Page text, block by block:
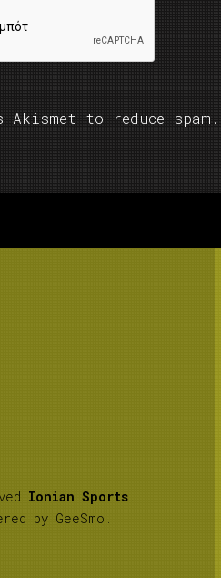
to reduce spam.
Ionian Sports .
by GeeSmo .